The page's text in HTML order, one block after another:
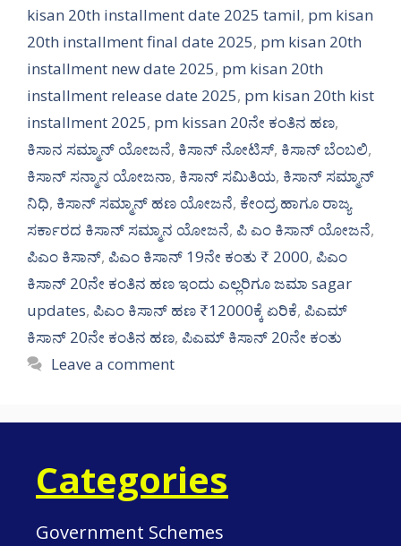
kisan 20th installment date 2025 tamil, pm kisan
20th installment final date 2025, pm kisan 20th
installment new date 2025, pm kisan 20th
installment release date 2025, pm kisan 20th kist
installment 2025, pm kissan 20ನೇ ಕಂತಿನ ಹಣ,
ಕಿಸಾನ ಸಮ್ಮಾನ್ ಯೋಜನೆ, ಕಿಸಾನ್ ನೋಟಿಸ್, ಕಿಸಾನ್ ಬೆಂಬಲಿ,
ಕಿಸಾನ್ ಸನ್ಮಾನ ಯೋಜನಾ, ಕಿಸಾನ್ ಸಮಿತಿಯ, ಕಿಸಾನ್ ಸಮ್ಮಾನ್
ನಿಧಿ, ಕಿಸಾನ್ ಸಮ್ಮಾನ್ ಹಣ ಯೋಜನೆ, ಕೇಂದ್ರ ಹಾಗೂ ರಾಜ್ಯ
ಸರ್ಕಾರದ ಕಿಸಾನ್ ಸಮ್ಮಾನ ಯೋಜನೆ, ಪಿ ಎಂ ಕಿಸಾನ್ ಯೋಜನೆ,
ಪಿಎಂ ಕಿಸಾನ್, ಪಿಎಂ ಕಿಸಾನ್ 19ನೇ ಕಂತು ₹ 2000, ಪಿಎಂ
ಕಿಸಾನ್ 20ನೇ ಕಂತಿನ ಹಣ ಇಂದು ಎಲ್ಲರಿಗೂ ಜಮಾ sagar
updates, ಪಿಎಂ ಕಿಸಾನ್ ಹಣ ₹12000ಕ್ಕೆ ಏರಿಕೆ, ಪಿಎಮ್
ಕಿಸಾನ್ 20ನೇ ಕಂತಿನ ಹಣ, ಪಿಎಮ್ ಕಿಸಾನ್ 20ನೇ ಕಂತು
Leave a comment
Categories
Government Schemes